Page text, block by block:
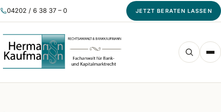
04202 / 6 38 37 – 0 JETZT BERATEN LASSEN